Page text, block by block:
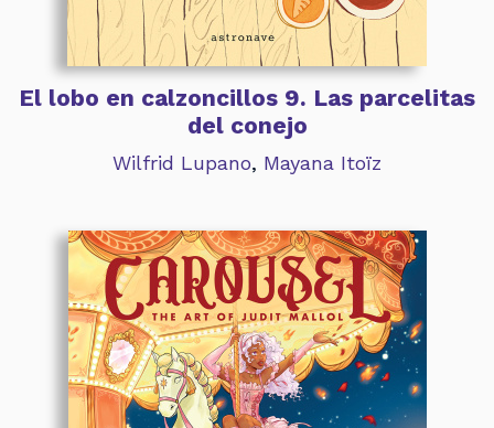
El lobo en calzoncillos 9. Las parcelitas
del conejo
Wilfrid Lupano, Mayana Itoïz